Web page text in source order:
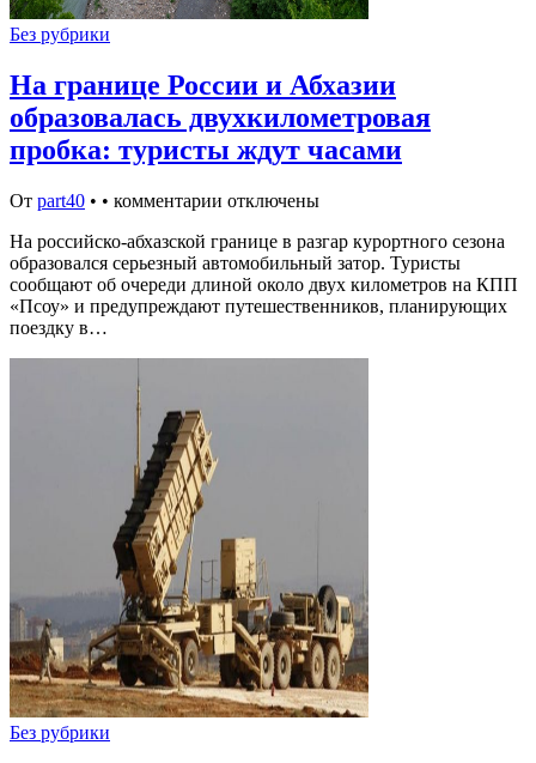
Без рубрики
На границе России и Абхазии
образовалась двухкилометровая
пробка: туристы ждут часами
От part40 • • комментарии отключены
На российско-абхазской границе в разгар курортного сезона
образовался серьезный автомобильный затор. Туристы
сообщают об очереди длиной около двух километров на КПП
«Псоу» и предупреждают путешественников, планирующих
поездку в…
Без рубрики